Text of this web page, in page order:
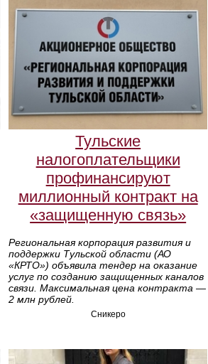
Тульские
налогоплательщики
профинансируют
миллионный контракт на
«защищенную связь»
Региональная корпорация развития и
поддержки Тульской области (АО
«КРТО») объявила тендер на оказание
услуг по созданию защищенных каналов
связи. Максимальная цена контракта —
2 млн рублей.
Сникеро